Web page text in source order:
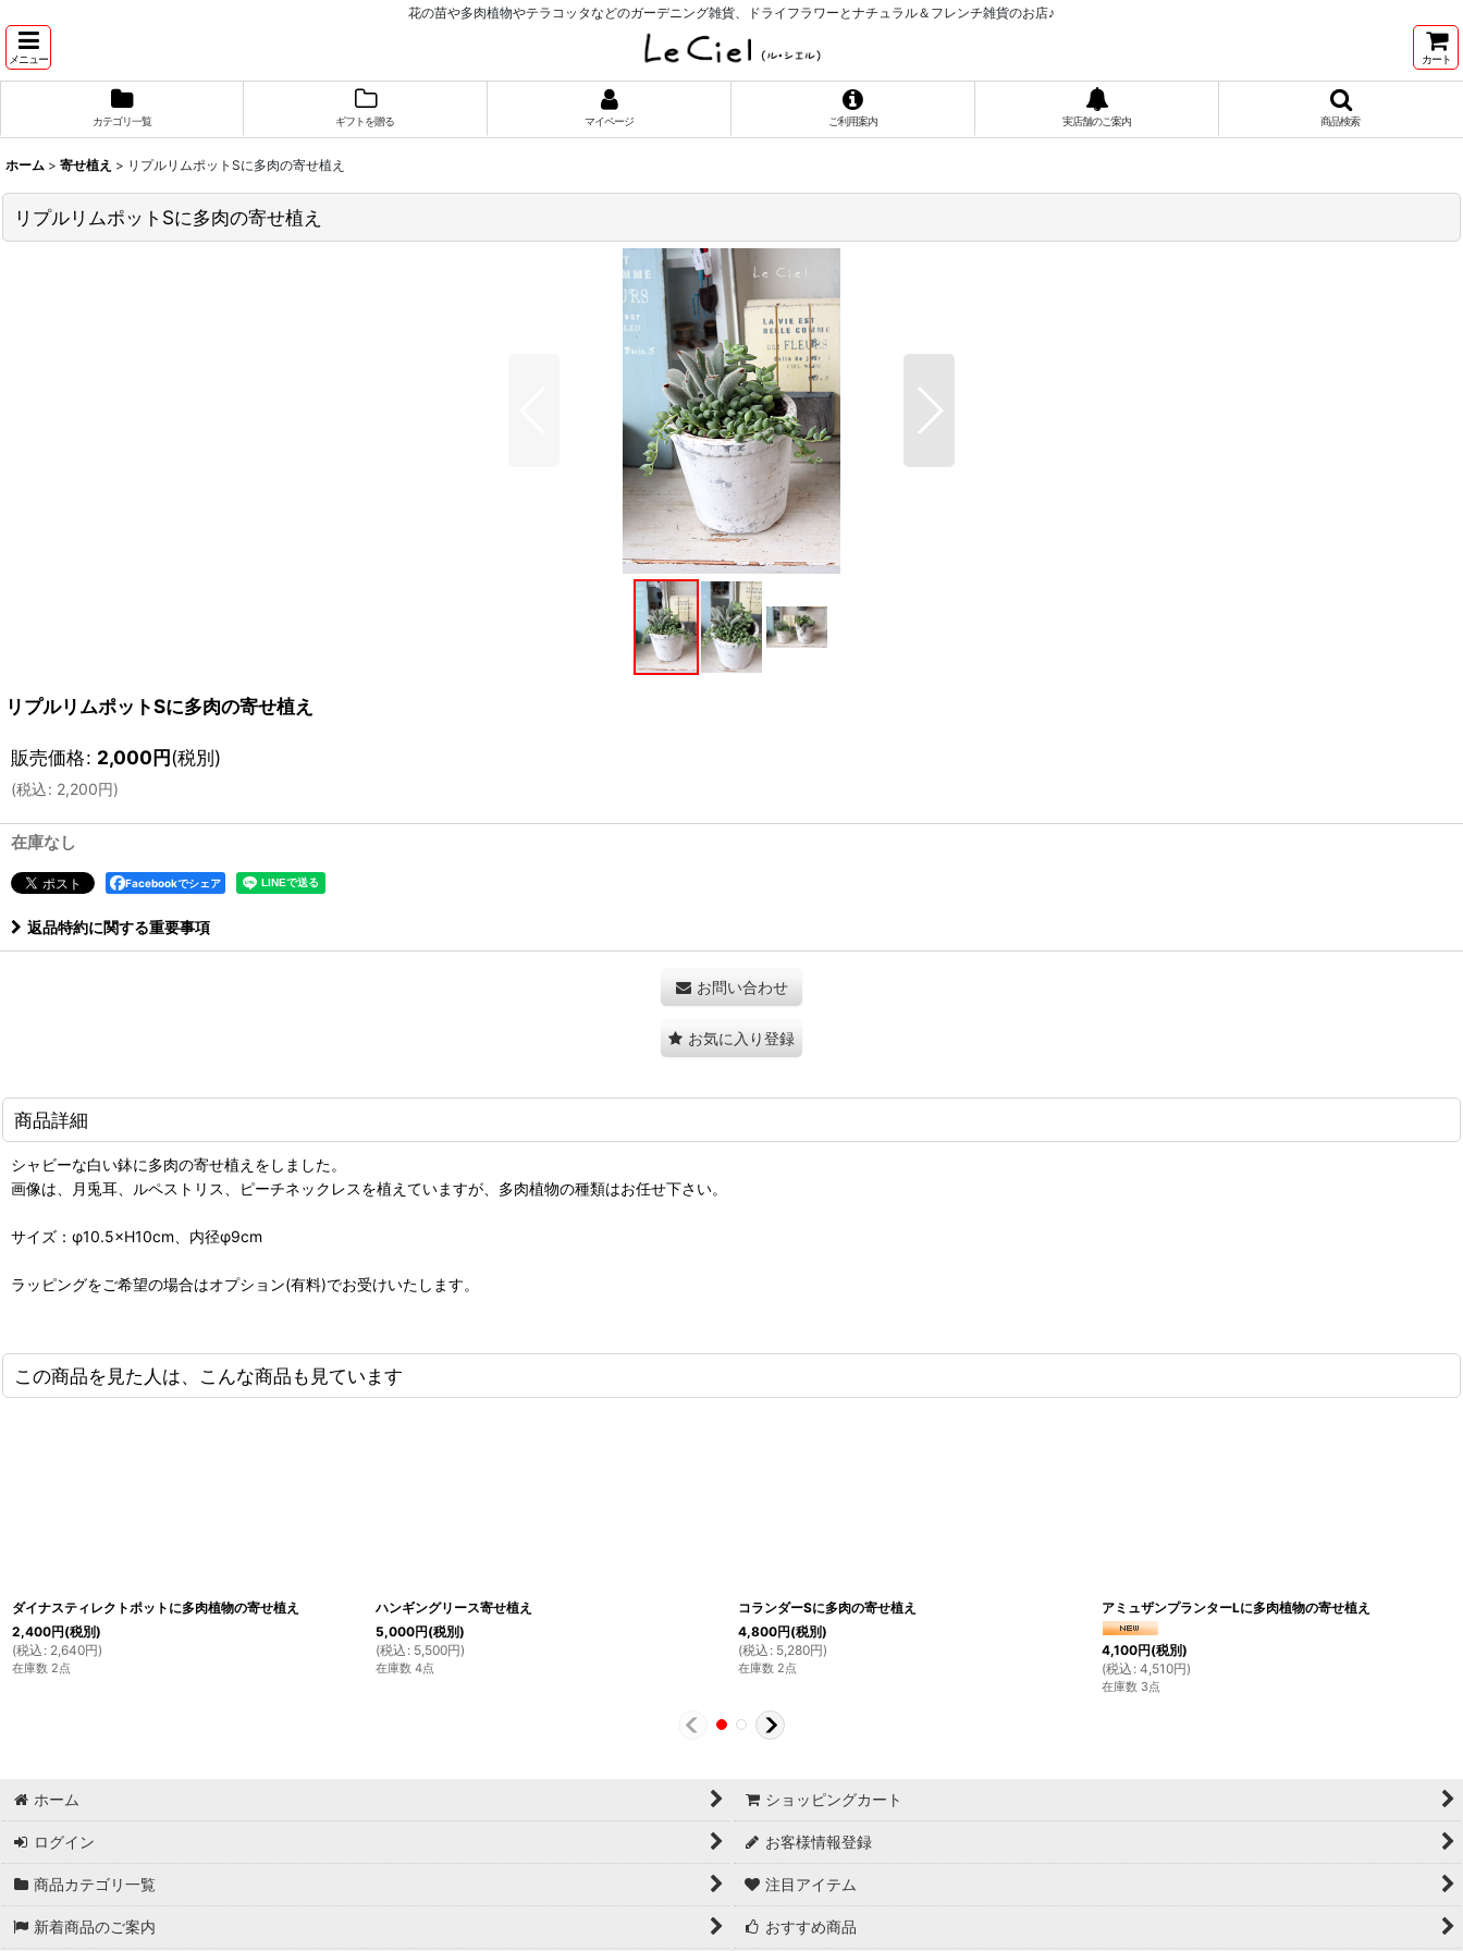
花の苗や多肉植物やテラコッタなどのガーデニング雑貨、ドライフラワーとナチュラル＆フレンチ雑貨のお店♪
メニュー カート
カテゴリ一覧 ギフトを贈る マイページ ご利用案内 実店舗のご案内 商品検索
ホーム > 寄せ植え > リプルリムポットSに多肉の寄せ植え
リプルリムポットSに多肉の寄せ植え
リプルリムポットSに多肉の寄せ植え
販売価格: 2,000円(税別)
(税込: 2,200円)
在庫なし
Facebookでシェア
返品特約に関する重要事項
お問い合わせ
お気に入り登録
商品詳細
シャビーな白い鉢に多肉の寄せ植えをしました。
画像は、月兎耳、ルペストリス、ピーチネックレスを植えていますが、多肉植物の種類はお任せ下さい。
サイズ：φ10.5×H10cm、内径φ9cm
ラッピングをご希望の場合はオプション(有料)でお受けいたします。
この商品を見た人は、こんな商品も見ています
ダイナスティレクトポットに多肉植物の寄せ植え
2,400円(税別)
(税込 : 2,640円)
在庫数 2点
ハンギングリース寄せ植え
5,000円(税別)
(税込 : 5,500円)
在庫数 4点
コランダーSに多肉の寄せ植え
4,800円(税別)
(税込 : 5,280円)
在庫数 2点
アミュザンプランターLに多肉植物の寄せ植え
4,100円(税別)
(税込 : 4,510円)
在庫数 3点
ホーム ショッピングカート
ログイン お客様情報登録
商品カテゴリ一覧 注目アイテム
新着商品のご案内 おすすめ商品